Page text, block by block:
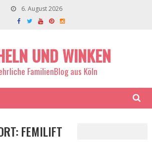
6. August 2026
UND WINKEN
FamilienBlog aus Köln
FEMILIFT